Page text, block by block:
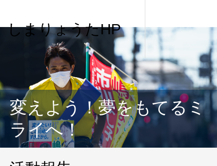
しまりょうたHP
変えよう！夢をもてるミ
ライへ！